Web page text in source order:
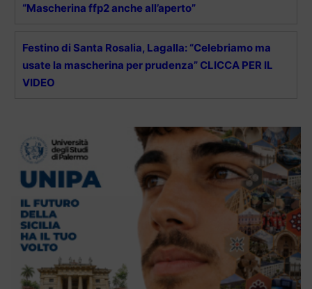
“Mascherina ffp2 anche all’aperto”
Festino di Santa Rosalia, Lagalla: “Celebriamo ma
usate la mascherina per prudenza” CLICCA PER IL
VIDEO